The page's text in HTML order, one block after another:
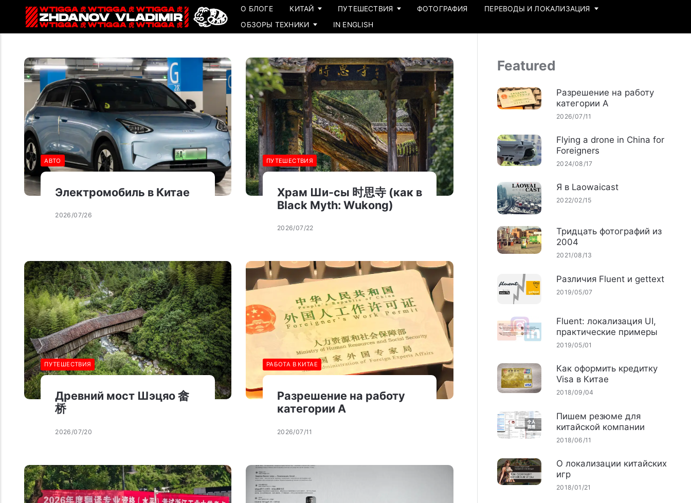
О БЛОГЕ КИТАЙ ПУТЕШЕСТВИЯ ФОТОГРАФИЯ
ПЕРЕВОДЫ И ЛОКАЛИЗАЦИЯ
ОБЗОРЫ ТЕХНИКИ
IN ENGLISH
Электромобиль в Китае
2026/07/26
АВТО
Храм Ши-сы 时思寺 (как в
Black Myth: Wukong)
2026/07/22
ПУТЕШЕСТВИЯ
Древний мост Шэцяо 畲
桥
2026/07/20
ПУТЕШЕСТВИЯ
Разрешение на работу
категории А
2026/07/11
РАБОТА В КИТАЕ
Featured
Разрешение на работу
категории А
2026/07/11
Flying a drone in China for
Foreigners
2024/08/17
Я в Laowaicast
2022/02/15
Тридцать фотографий из
2004
2021/08/13
Различия Fluent и gettext
2019/05/07
Fluent: локализация UI,
практические примеры
2019/05/01
Как оформить кредитку
Visa в Китае
2018/09/04
Пишем резюме для
китайской компании
2018/06/11
О локализации китайских
игр
2018/01/21